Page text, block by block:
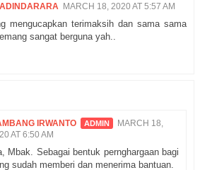
MARCH 18, 2020 AT 5:57 AM
mengucapkan terimaksih dan sama sama
sangat berguna yah..
IRWANTO
MARCH 18,
AT 6:50 AM
Mbak. Sebagai bentuk pernghargaan bagi
sudah memberi dan menerima bantuan.